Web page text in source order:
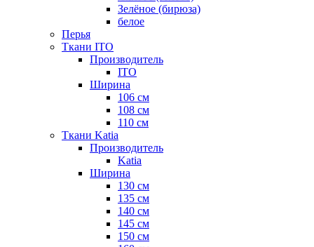
Зелёное (бирюза)
белое
Перья
Ткани ITO
Производитель
ITO
Ширина
106 см
108 см
110 см
Ткани Katia
Производитель
Katia
Ширина
130 см
135 см
140 см
145 см
150 см